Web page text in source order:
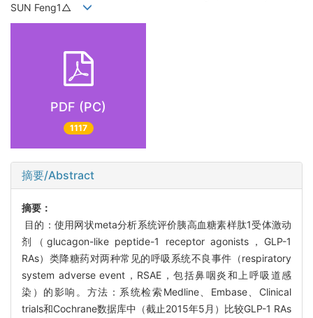
SUN Feng1△
PDF (PC)
1117
摘要/Abstract
摘要：
目的：使用网状meta分析系统评价胰高血糖素样肽1受体激动
剂（glucagon-like peptide-1 receptor agonists，GLP-1
RAs）类降糖药对两种常见的呼吸系统不良事件（respiratory
system adverse event，RSAE，包括鼻咽炎和上呼吸道感
染）的影响。方法：系统检索Medline、Embase、Clinical
trials和Cochrane数据库中（截止2015年5月）比较GLP-1 RAs